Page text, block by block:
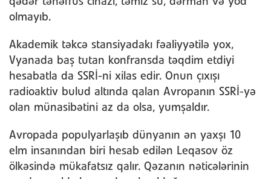
olmayıb.
Akademik təkcə stansiyadakı fəaliyyətilə yox,
Vyanada baş tutan konfransda təqdim etdiyi
hesabatla da SSRİ-ni xilas edir. Onun çıxışı
radioaktiv bulud altında qalan Avropanın SSRİ-yə
olan münasibətini az da olsa, yumşaldır.
Avropada populyarlaşıb dünyanın ən yaxşı 10
elm insanından biri hesab edilən Leqasov öz
ölkəsində mükafatsız qalır. Qəzanın nəticələrinin